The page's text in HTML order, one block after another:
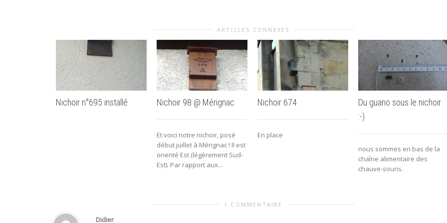
ARTICLES CONNEXES
Nichoir n°695 installé Nichoir 98 @ Mérignac
Et voici notre nichoir, posé
début juillet à Mérignac ! Il est
orienté Est (légèrement Sud-
Est). Par rapport aux...
Nichoir 674
En place
Du guano sous le nichoir
:-)
nous sommes en bas de la
chaîne alimentaire des
chauve-souris.
1 COMMENTAIRE
Didier